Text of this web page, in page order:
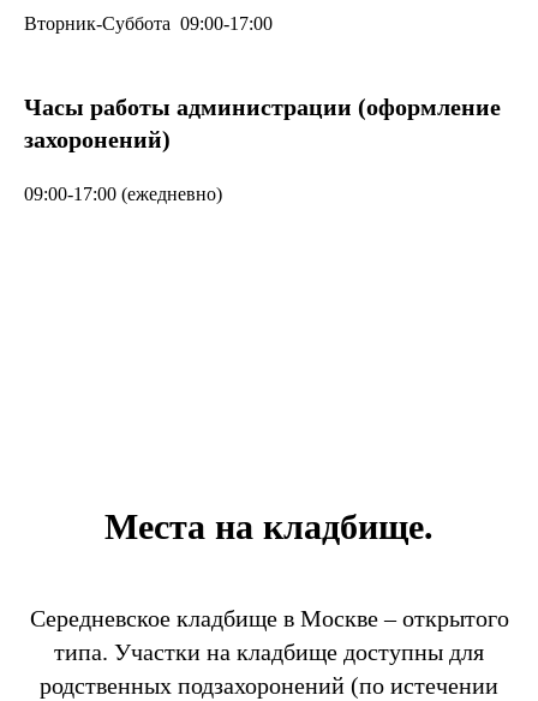
Вторник-Суббота 09:00-17:00
Часы работы администрации (оформление
захоронений)
09:00-17:00 (ежедневно)
Места на кладбище.
Середневское кладбище в Москве – открытого
типа. Участки на кладбище доступны для
родственных подзахоронений (по истечении